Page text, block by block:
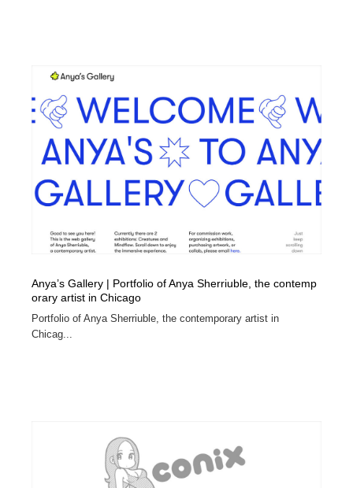
Anya’s Gallery | Portfolio of Anya Sherriuble, the contemp
orary artist in Chicago
Portfolio of Anya Sherriuble, the contemporary artist in
Chicag...